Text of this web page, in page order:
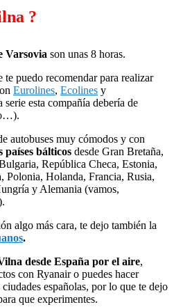
?
Varsovia son unas 8 horas.
te puedo recomendar para realizar
Eurolines, Ecolines y
serie esta compañía debería de
autobuses muy cómodos y con
países bálticos desde Gran Bretaña,
República Checa, Estonia,
Polonia, Holanda, Francia, Rusia,
y Alemania (vamos,
algo más cara, te dejo también la
.
desde España por el aire,
con Ryanair o puedes hacer
españolas, por lo que te dejo
que experimentes.